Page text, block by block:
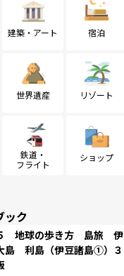
建築・アート 宿泊
世界遺産 リゾート
鉄道・
フライト
ショップ
ック
地球の歩き方 島旅 伊
島 利島（伊豆諸島①）３